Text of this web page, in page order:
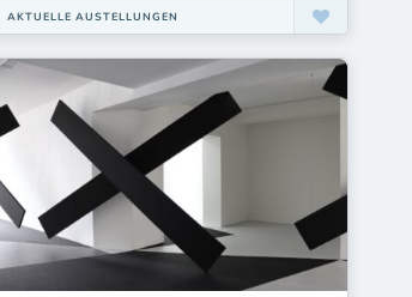
Zoom in der Rheingalerie Ludwigshafen
feinkunst e. V. Hannover
ifa Galerie Stuttgart
kunstLANDing
AKTUELLE AUSTELLUNGEN